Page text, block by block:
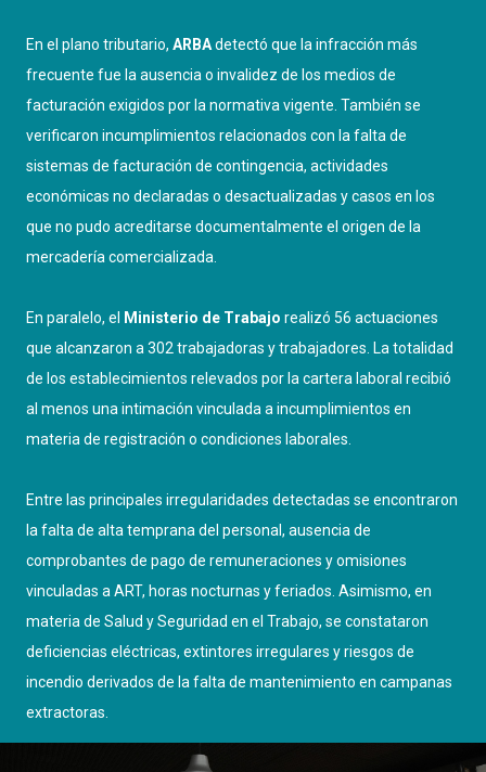
En el plano tributario, ARBAdetectó que la infracción más
frecuente fue la ausencia o invalidez de los medios de
facturación exigidos por la normativa vigente. También se
verificaron incumplimientos relacionados con la falta de
sistemas de facturación de contingencia, actividades
económicas no declaradas o desactualizadas y casos en los
que no pudo acreditarse documentalmente el origen de la
mercadería comercializada.
En paralelo, el Ministerio de Trabajo realizó 56 actuaciones
que alcanzaron a 302 trabajadoras y trabajadores. La totalidad
de los establecimientos relevados por la cartera laboral recibió
al menos una intimación vinculada a incumplimientos en
materia de registración o condiciones laborales.
Entre las principales irregularidades detectadas se encontraron
la falta de alta temprana del personal, ausencia de
comprobantes de pago de remuneraciones y omisiones
vinculadas a ART, horas nocturnas y feriados. Asimismo, en
materia de Salud y Seguridad en el Trabajo, se constataron
deficiencias eléctricas, extintores irregulares y riesgos de
incendio derivados de la falta de mantenimiento en campanas
extractoras.